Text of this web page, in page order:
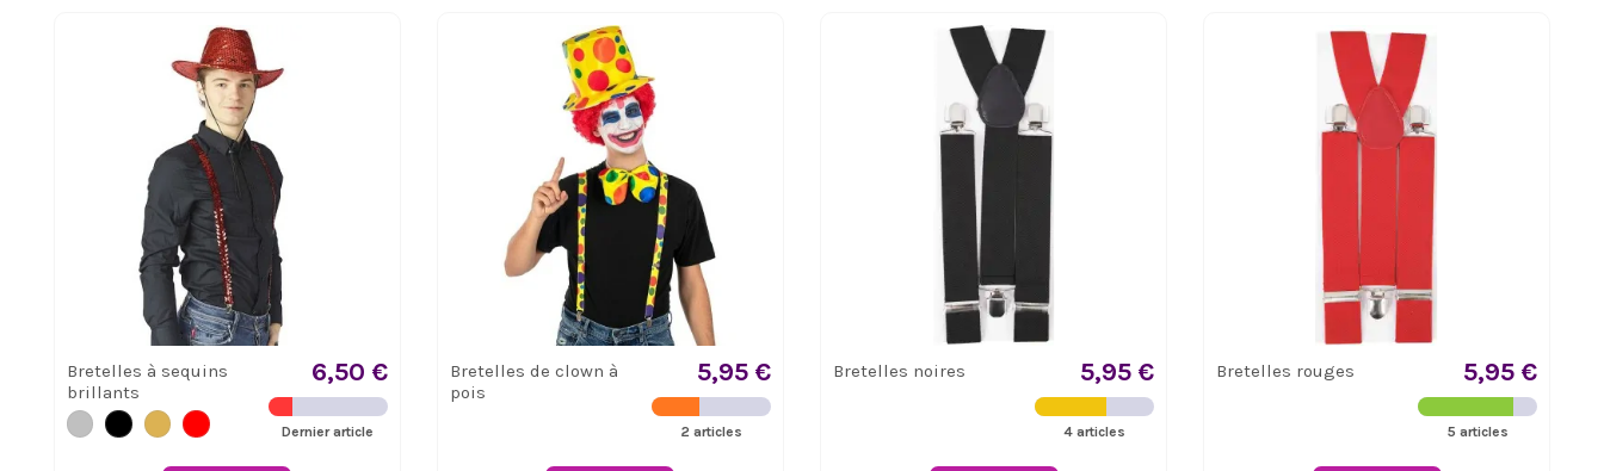
Bretelles à sequins
brillants
6,50 €
Dernier article
Bretelles de clown à
pois
5,95 €
2 articles
Bretelles noires 5,95 €
4 articles
Bretelles rouges 5,95 €
5 articles